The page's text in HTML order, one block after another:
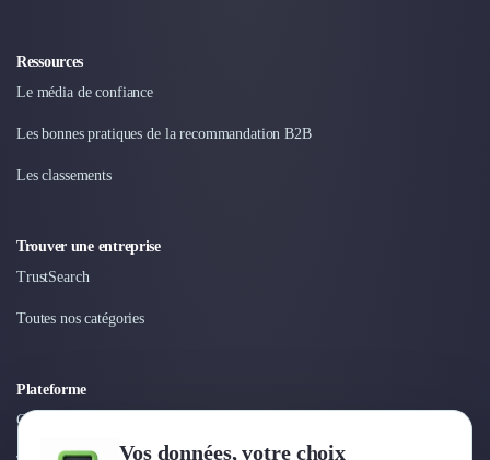
Vos données, votre choix
Ressources
Le média de confiance
Les bonnes pratiques de la recommandation B2B
Les classements
Trouver une entreprise
TrustSearch
Toutes nos catégories
Plateforme
Connexion